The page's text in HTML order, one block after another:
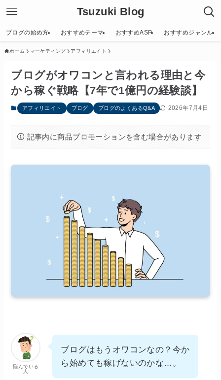
Tsuzuki Blog
ブログの始め方 おすすめテーマ おすすめASP おすすめジャンル
ホーム マーケティング アフィリエイト
ブログがオワコンと言われる理由と今
から稼ぐ戦略【7年で1億円の経験談】
アフィリエイト ブログ ブログのよくあるQ&A 2026年7月4日
記事内に商品プロモーションを含む場合があります
悩んでいる
人
ブログはもうオワコンなの？今か
ら始めても稼げないのかな…。